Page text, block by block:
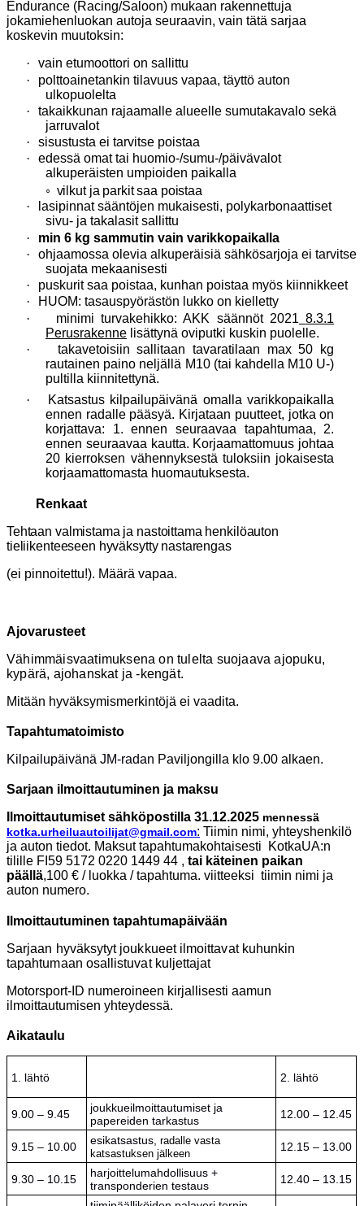
Endurance (Racing/Saloon) mukaan rakennettuja
jokamiehenluokan autoja seuraavin, vain tätä sarjaa
koskevin muutoksin:
·
vain etumoottori on sallittu
·
polttoainetankin tilavuus vapaa, täyttö auton
ulkopuolelta
·
takaikkunan rajaamalle alueelle sumutakavalo sekä
jarruvalot
·
sisustusta ei tarvitse poistaa
·
edessä omat tai huomio-/sumu-/päivävalot
alkuperäisten umpioiden paikalla
◦ vilkut ja parkit saa poistaa
·
lasipinnat sääntöjen mukaisesti, polykarbonaattiset
sivu- ja takalasit sallittu
·
min 6 kg sammutin vain varikkopaikalla
·
ohjaamossa olevia alkuperäisiä sähkösarjoja ei tarvitse
suojata mekaanisesti
·
puskurit saa poistaa, kunhan poistaa myös kiinnikkeet
·
HUOM: tasauspyörästön lukko on kielletty
·
minimi turvakehikko: AKK säännöt 2021 8.3.1
Perusrakenne lisättynä oviputki kuskin puolelle.
·
takavetoisiin sallitaan tavaratilaan max 50 kg
rautainen paino neljällä M10 (tai kahdella M10 U-)
pultilla kiinnitettynä.
·
Katsastus kilpailupäivänä omalla varikkopaikalla
ennen radalle pääsyä. Kirjataan puutteet, jotka on
korjattava: 1. ennen seuraavaa tapahtumaa, 2.
ennen seuraavaa kautta. Korjaamattomuus johtaa
20 kierroksen vähennyksestä tuloksiin jokaisesta
korjaamattomasta huomautuksesta.
Renkaat
Tehtaan valmistama ja nastoittama henkilöauton
tieliikenteeseen hyväksytty nastarengas
(ei pinnoitettu!). Määrä vapaa.
Ajovarusteet
Vähimmäisvaatimuksena on tulelta suojaava ajopuku,
kypärä, ajohanskat ja -kengät.
Mitään hyväksymismerkintöjä ei vaadita.
Tapahtumatoimisto
Kilpailupäivänä JM-radan Paviljongilla klo 9.00 alkaen.
Sarjaan ilmoittautuminen ja maksu
Ilmoittautumiset sähköpostilla 31.12.2025 mennessä
kotka.urheiluautoilijat@gmail.com: Tiimin nimi, yhteyshenkilö
ja auton tiedot. Maksut tapahtumakohtaisesti KotkaUA:n
tilille FI59 5172 0220 1449 44 , tai käteinen paikan
päällä,100 € / luokka / tapahtuma. viitteeksi tiimin nimi ja
auton numero.
Ilmoittautuminen tapahtumapäivään
Sarjaan hyväksytyt joukkueet ilmoittavat kuhunkin
tapahtumaan osallistuvat kuljettajat
Motorsport-ID numeroineen kirjallisesti aamun
ilmoittautumisen yhteydessä.
Aikataulu
1. lähtö 2. lähtö
9.00 – 9.45
joukkueilmoittautumiset ja
papereiden tarkastus
12.00 – 12.45
9.15 – 10.00 esikatsastus radalle vasta
katsastuksen jälkeen
12.15 – 13.00
9.30 – 10.15
harjoittelumahdollisuus +
transponderien testaus
12.40 – 13.15